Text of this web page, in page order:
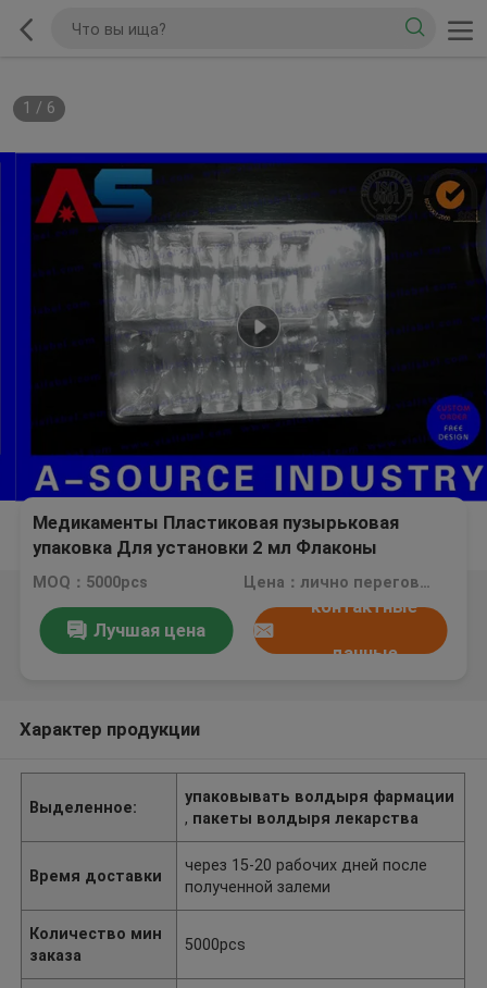
1 / 6
Медикаменты Пластиковая пузырьковая
упаковка Для установки 2 мл Флаконы
Соответствующие Hcg Коробки аптечные
пузырьковые упаковки
MOQ：5000pcs Цена：лично переговорить
Лучшая цена
контактные
данные
Характер продукции
Выделенное:
упаковывать волдыря фармации
, пакеты волдыря лекарства
Время доставки
через 15-20 рабочих дней после
полученной залеми
Количество мин
заказа
5000pcs